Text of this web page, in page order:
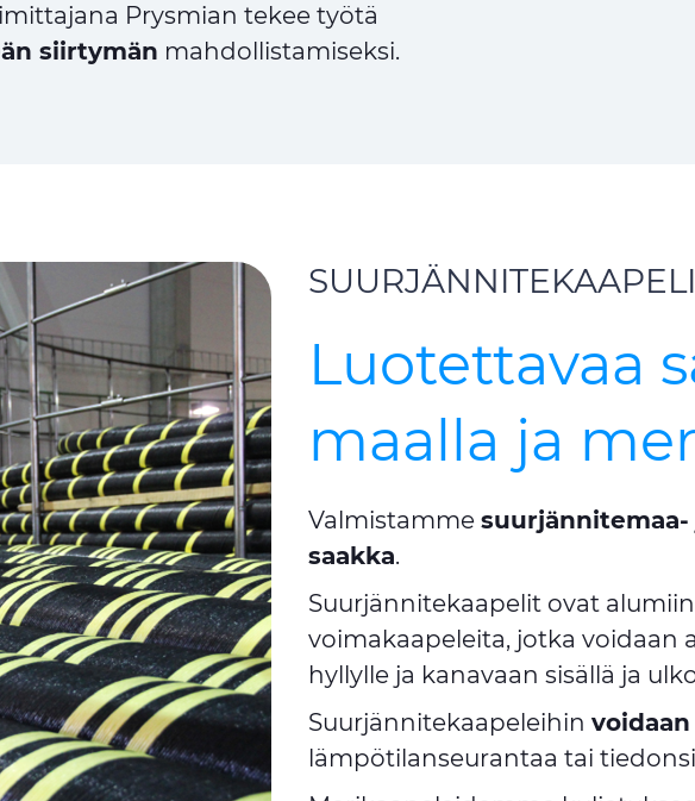
Prysmian tekee työtä
siirtymän mahdollistamiseksi.
Luotettavaa
maalla ja
Valmistammesuurjännitemaa-
saakka.
Suurjännitekaapelit ovat
voimakaapeleita, jotka voidaan
hyllylle ja kanavaan sisällä ja
Suurjännitekaapeleihin
lämpötilanseurantaa tai